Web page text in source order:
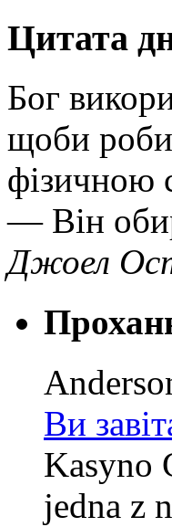
Цитата
Бог
щоби
фізичною
— Він
Джоел
Ви
Kasyno
jedna z